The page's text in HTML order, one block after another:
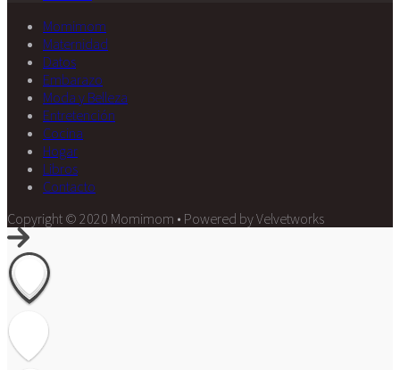
Momimom
Maternidad
Datos
Embarazo
Moda y Belleza
Entretención
Cocina
Hogar
Libros
Contacto
Copyright © 2020 Momimom • Powered by Velvetworks